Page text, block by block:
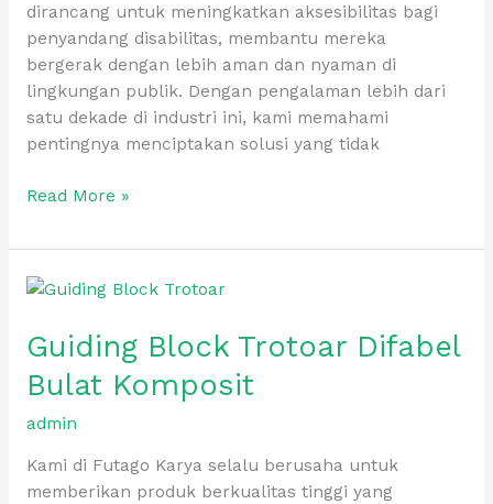
dirancang untuk meningkatkan aksesibilitas bagi
penyandang disabilitas, membantu mereka
bergerak dengan lebih aman dan nyaman di
lingkungan publik. Dengan pengalaman lebih dari
satu dekade di industri ini, kami memahami
pentingnya menciptakan solusi yang tidak
Read More »
Guiding Block Trotoar Difabel
Bulat Komposit
admin
Kami di Futago Karya selalu berusaha untuk
memberikan produk berkualitas tinggi yang
Guiding
Trotoar
Bulat
Komposit